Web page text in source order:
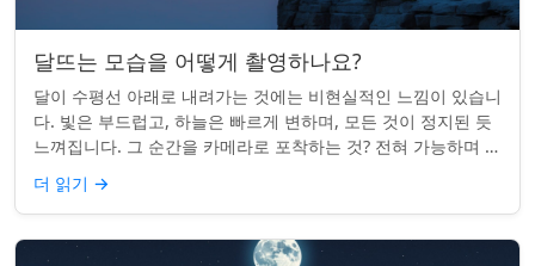
달뜨는 모습을 어떻게 촬영하나요?
달이 수평선 아래로 내려가는 것에는 비현실적인 느낌이 있습니
다. 빛은 부드럽고, 하늘은 빠르게 변하며, 모든 것이 정지된 듯
느껴집니다. 그 순간을 카메라로 포착하는 것? 전혀 가능하며 가
치가 있습니다. 간단한 팁:...
더 읽기 →